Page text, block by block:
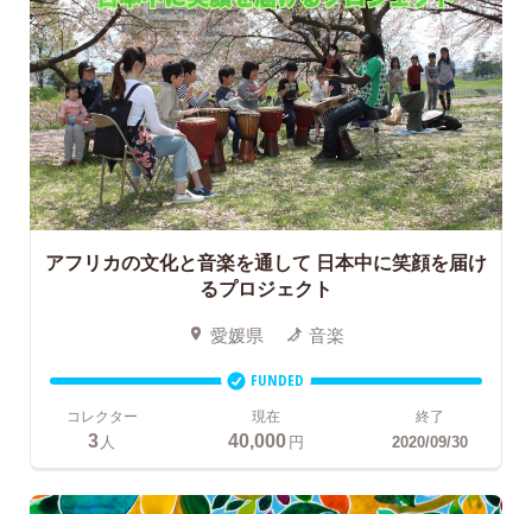
アフリカの文化と音楽を通して 日本中に笑顔を届け
るプロジェクト
愛媛県 音楽
FUNDED
コレクター
3 人
現在
40,000円
終了
2020/09/30